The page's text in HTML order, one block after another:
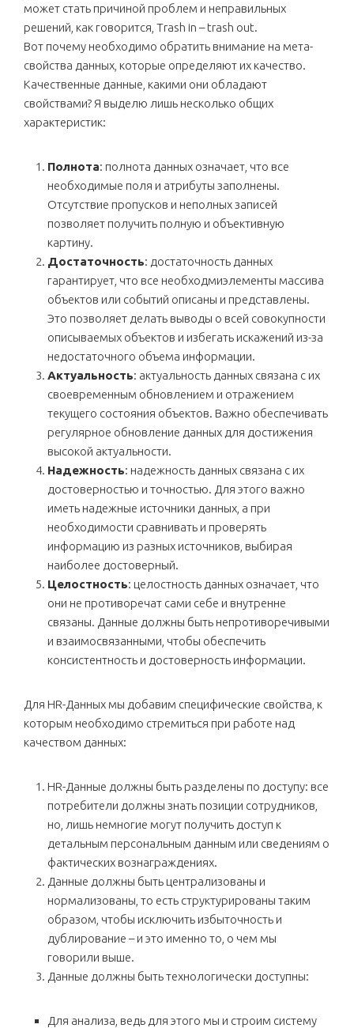
может стать причиной проблем и неправильных
решений, как говорится, Trash in – trash out.
Вот почему необходимо обратить внимание на мета-
свойства данных, которые определяют их качество.
Качественные данные, какими они обладают
свойствами? Я выделю лишь несколько общих
характеристик:
Полнота: полнота данных означает, что все
необходимые поля и атрибуты заполнены.
Отсутствие пропусков и неполных записей
позволяет получить полную и объективную
картину.
Достаточность: достаточность данных
гарантирует, что все необходмиэлементы массива
объектов или событий описаны и представлены.
Это позволяет делать выводы о всей совокупности
описываемых объектов и избегать искажений из-за
недостаточного объема информации.
Актуальность: актуальность данных связана с их
своевременным обновлением и отражением
текущего состояния объектов. Важно обеспечивать
регулярное обновление данных для достижения
высокой актуальности.
Надежность: надежность данных связана с их
достоверностью и точностью. Для этого важно
иметь надежные источники данных, а при
необходимости сравнивать и проверять
информацию из разных источников, выбирая
наиболее достоверный.
Целостность: целостность данных означает, что
они не противоречат сами себе и внутренне
связаны. Данные должны быть непротиворечивыми
и взаимосвязанными, чтобы обеспечить
консистентность и достоверность информации.
Для HR-Данных мы добавим специфические свойства, к
которым необходимо стремиться при работе над
качеством данных:
HR-Данные должны быть разделены по доступу: все
потребители должны знать позиции сотрудников,
но, лишь немногие могут получить доступ к
детальным персональным данным или сведениям о
фактических вознаграждениях.
Данные должны быть централизованы и
нормализованы, то есть структурированы таким
образом, чтобы исключить избыточность и
дублирование – и это именно то, о чем мы
говорили выше.
Данные должны быть технологически доступны:
Для анализа, ведь для этого мы и строим систему